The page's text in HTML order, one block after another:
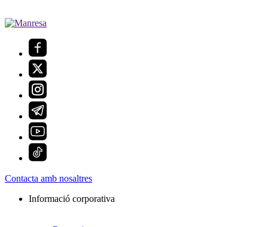
Contacta amb nosaltres
Informació corporativa